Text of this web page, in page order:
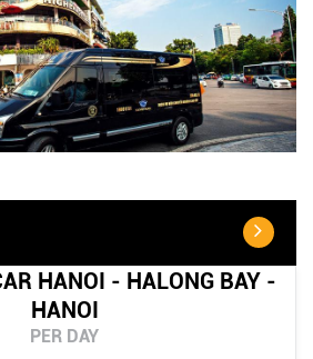
HANOI - HALONG BAY -
HANOI
PER DAY